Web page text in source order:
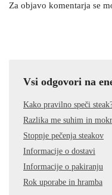
Za objavo komentarja se
Vsi odgovori na
Kako pravilno speči
Razlika me suhim in
Stopnje pečenja steakov
Informacije o dostavi
Informacije o pakiranju
Rok uporabe in hramba